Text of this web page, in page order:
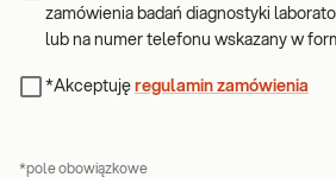
zamówienia badań diagnostyki
lub na numer telefonu wskazany w
*Akceptuję regulamin zamówienia
*pole obowiązkowe